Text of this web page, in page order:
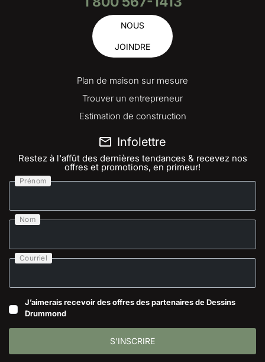
NOUS
JOINDRE
Plan de maison sur mesure
Trouver un entrepreneur
Estimation de construction
Infolettre
Restez à l'affût des dernières tendances & recevez nos
offres et promotions, en primeur!
Prénom
Nom
Courriel
J’aimerais recevoir des offres des partenaires de Dessins
Drummond
S'INSCRIRE